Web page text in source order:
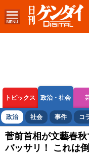
トピックス 政治・社会
ボートレース 競輪 オ
政治 社会 事件 コ
菅前首相が文藝春
バッサリ！ これは